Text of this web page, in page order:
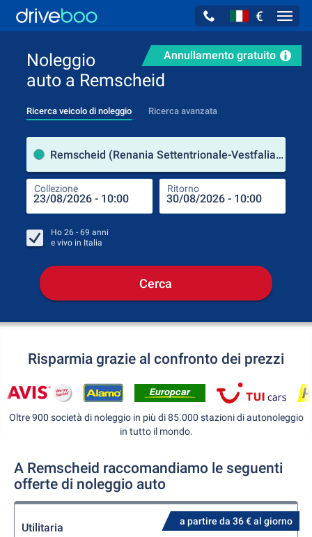
€
Annullamento gratuito
Noleggio
auto a Remscheid
Ricerca veicolo di noleggio Ricerca avanzata
Remscheid (Renania Settentrionale-Vestfalia / Germania)
Collezione Ritorno
Ho 26 - 69 anni
e vivo in Italia
Cerca
Risparmia grazie al confronto dei prezzi
Oltre 900 società di noleggio in più di 85.000 stazioni di autonoleggio
in tutto il mondo.
A Remscheid raccomandiamo le seguenti
offerte di noleggio auto
a partire da 36 € al giorno
Utilitaria